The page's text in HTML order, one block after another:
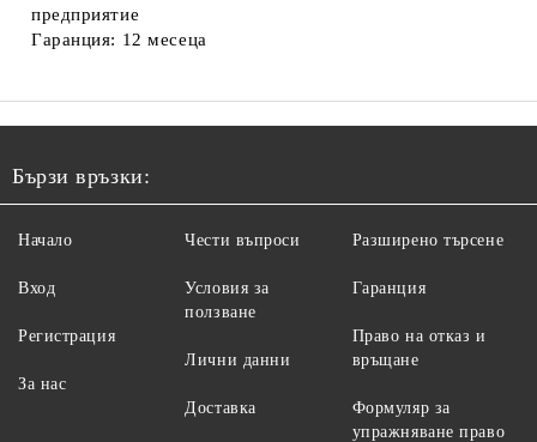
предприятие
Гаранция: 12 месеца
Бързи връзки:
Начало
Вход
Регистрация
За нас
Чести въпроси
Условия за
ползване
Лични данни
Доставка
Разширено търсене
Гаранция
Право на отказ и
връщане
Формуляр за
упражняване право